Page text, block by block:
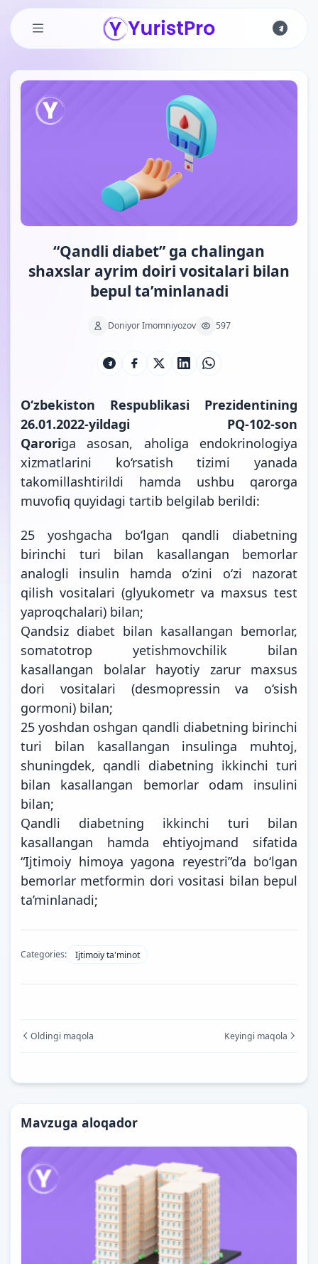
Skip to main content
“Qandli diabet” ga chalingan
shaxslar ayrim doiri vositalari bilan
bepul ta’minlanadi
Doniyor Imomniyozov 597
O‘zbekiston Respublikasi Prezidentining
26.01.2022-yildagi PQ-102-son
Qaroriga asosan, aholiga endokrinologiya
xizmatlarini ko‘rsatish tizimi yanada
takomillashtirildi hamda ushbu qarorga
muvofiq quyidagi tartib belgilab berildi:
25 yoshgacha bo‘lgan qandli diabetning
birinchi turi bilan kasallangan bemorlar
analogli insulin hamda o‘zini o‘zi nazorat
qilish vositalari (glyukometr va maxsus test
yaproqchalari) bilan;
Qandsiz diabet bilan kasallangan bemorlar,
somatotrop yetishmovchilik bilan
kasallangan bolalar hayotiy zarur maxsus
dori vositalari (desmopressin va o‘sish
gormoni) bilan;
25 yoshdan oshgan qandli diabetning birinchi
turi bilan kasallangan insulinga muhtoj,
shuningdek, qandli diabetning ikkinchi turi
bilan kasallangan bemorlar odam insulini
bilan;
Qandli diabetning ikkinchi turi bilan
kasallangan hamda ehtiyojmand sifatida
“Ijtimoiy himoya yagona reyestri”da bo‘lgan
bemorlar metformin dori vositasi bilan bepul
ta’minlanadi;
Categories: Ijtimoiy ta'minot
Oldingi maqola Keyingi maqola
Mavzuga aloqador